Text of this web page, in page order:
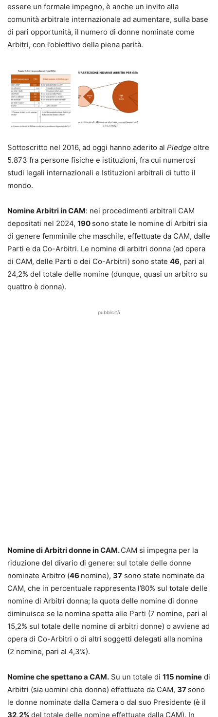
essere un formale impegno, è anche un invito alla
comunità arbitrale internazionale ad aumentare, sulla base
di pari opportunità, il numero di donne nominate come
Arbitri, con l’obiettivo della piena parità.
Sottoscritto nel 2016, ad oggi hanno aderito al Pledge oltre
5.873 fra persone fisiche e istituzioni, fra cui numerosi
studi legali internazionali e Istituzioni arbitrali di tutto il
mondo.
Nomine Arbitriin CAM: nei procedimenti arbitrali CAM
depositati nel 2024, 190 sono state le nomine di Arbitri sia
di genere femminile che maschile, effettuate da CAM, dalle
Parti e da Co-Arbitri. Le nomine di arbitri donna (ad opera
di CAM, delle Parti o dei Co-Arbitri) sono state 46, pari al
24,2% del totale delle nomine (dunque, quasi un arbitro su
quattro è donna).
pubblicità
Nomine di Arbitri donne in CAM.CAM si impegna per la
riduzione del divario di genere: sul totale delle donne
nominate Arbitro (46 nomine), 37 sono state nominate da
CAM, che in percentuale rappresenta l’80% sul totale delle
nomine di Arbitri donna; la quota delle nomine di donne
diminuisce se la nomina spetta alle Parti (7 nomine, pari al
15,2% sul totale delle nomine di arbitri donne) o avviene ad
opera di Co-Arbitri o di altri soggetti delegati alla nomina
(2 nomine, pari al 4,3%).
Nomine che spettano a CAM. Su un totale di 115 nomine di
Arbitri (sia uomini che donne) effettuate da CAM, 37 sono
le donne nominate dalla Camera o dal suo Presidente (è il
32,2% del totale delle nomine effettuate dalla CAM). In